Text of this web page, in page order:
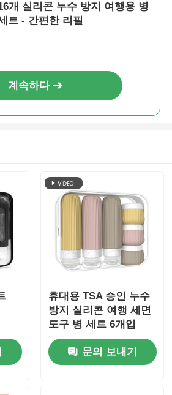
개 실리콘 누수 방지 여행용 병
트 - 간편한 리필
계속하다
휴대용 TSA 승인 누수
방지 실리콘 여행 세면
도구 병 세트 6개입
BPA 프리
문의 보내기